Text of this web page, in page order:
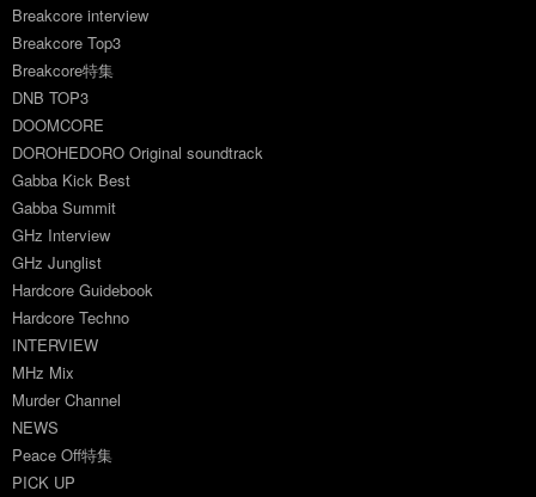
Breakcore interview
Breakcore Top3
Breakcore特集
DNB TOP3
DOOMCORE
DOROHEDORO Original soundtrack
Gabba Kick Best
Gabba Summit
GHz Interview
GHz Junglist
Hardcore Guidebook
Hardcore Techno
INTERVIEW
MHz Mix
Murder Channel
NEWS
Peace Off特集
PICK UP